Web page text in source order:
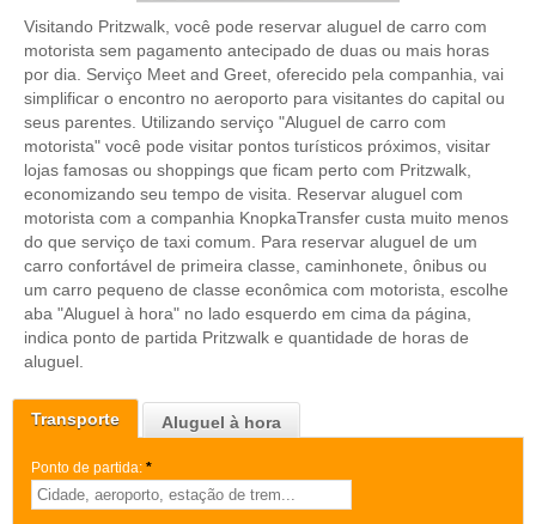
Transporte Aluguel à hora
Ponto de partida: *
Visitando Pritzwalk, você pode reservar aluguel de carro com
motorista sem pagamento antecipado de duas ou mais horas
por dia. Serviço Meet and Greet, oferecido pela companhia, vai
simplificar o encontro no aeroporto para visitantes do capital ou
seus parentes. Utilizando serviço "Aluguel de carro com
motorista" você pode visitar pontos turísticos próximos, visitar
lojas famosas ou shoppings que ficam perto com Pritzwalk,
economizando seu tempo de visita. Reservar aluguel com
motorista com a companhia KnopkaTransfer custa muito menos
do que serviço de taxi comum. Para reservar aluguel de um
carro confortável de primeira classe, caminhonete, ônibus ou
um carro pequeno de classe econômica com motorista, escolhe
aba "Aluguel à hora" no lado esquerdo em cima da página,
indica ponto de partida Pritzwalk e quantidade de horas de
aluguel.